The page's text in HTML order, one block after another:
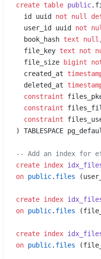
create table public
  id uuid
not null
  user_id uuid
not
  book_hash
text null
  file_key
text not
  file_size
bigint
  created_at
  deleted_at
  constraint
  constraint
  constraint
) TABLESPACE
-- Add an index for
create index
on public. files
create index
on public. files
create index
on public. files